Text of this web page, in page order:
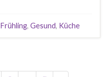
Frühling, Gesund, Küche